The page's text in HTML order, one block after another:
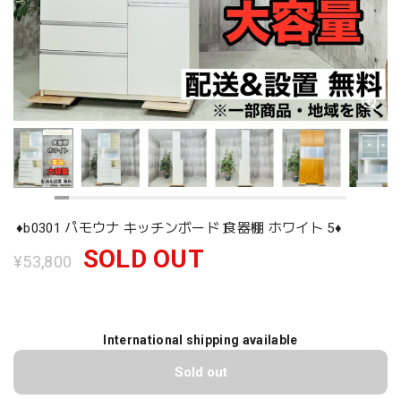
♦️b0301 パモウナ キッチンボード 食器棚 ホワイト 5♦️
¥53,800 SOLD OUT
International shipping available
Sold out